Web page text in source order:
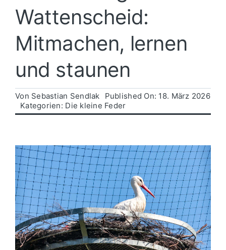
Kultur
Politik
Wirtschaft
Wattenscheid:
Mitmachen, lernen
und staunen
Von Sebastian Sendlak
Published On: 18. März 2026
Kategorien: Die kleine Feder